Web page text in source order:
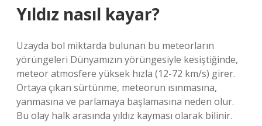
Yıldız nasıl kayar?
Uzayda bol miktarda bulunan bu meteorların
yörüngeleri Dünyamızın yörüngesiyle kesiştiğinde,
meteor atmosfere yüksek hızla (12-72 km/s) girer.
Ortaya çıkan sürtünme, meteorun ısınmasına,
yanmasına ve parlamaya başlamasına neden olur.
Bu olay halk arasında yıldız kayması olarak bilinir.